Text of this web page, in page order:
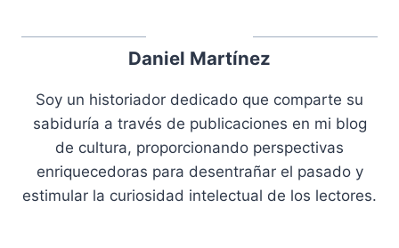
Daniel Martínez
Soy un historiador dedicado que comparte su
sabiduría a través de publicaciones en mi blog
de cultura, proporcionando perspectivas
enriquecedoras para desentrañar el pasado y
estimular la curiosidad intelectual de los lectores.